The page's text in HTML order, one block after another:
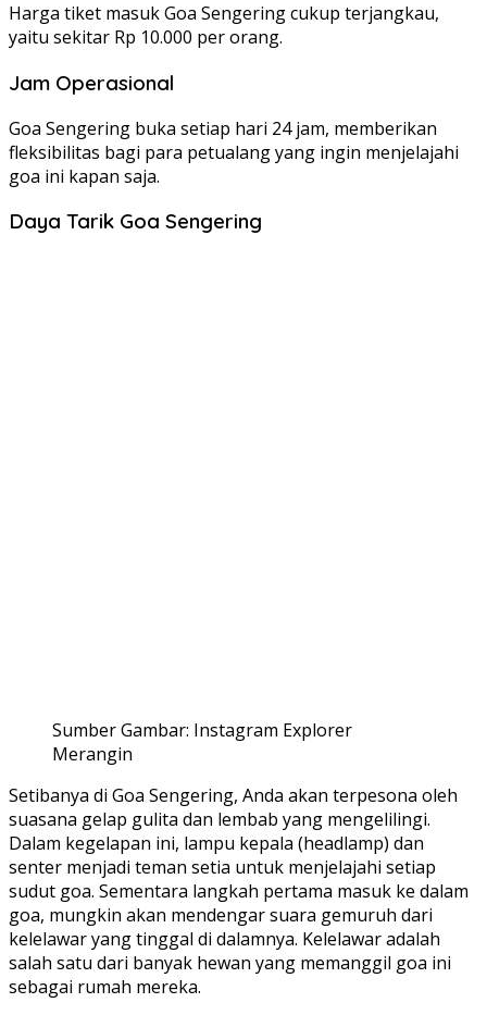
Harga tiket masuk Goa Sengering cukup terjangkau,
yaitu sekitar Rp 10.000 per orang.
Jam Operasional
Goa Sengering buka setiap hari 24 jam, memberikan
fleksibilitas bagi para petualang yang ingin menjelajahi
goa ini kapan saja.
Daya Tarik Goa Sengering
Sumber Gambar: Instagram Explorer
Merangin
Setibanya di Goa Sengering, Anda akan terpesona oleh
suasana gelap gulita dan lembab yang mengelilingi.
Dalam kegelapan ini, lampu kepala (headlamp) dan
senter menjadi teman setia untuk menjelajahi setiap
sudut goa. Sementara langkah pertama masuk ke dalam
goa, mungkin akan mendengar suara gemuruh dari
kelelawar yang tinggal di dalamnya. Kelelawar adalah
salah satu dari banyak hewan yang memanggil goa ini
sebagai rumah mereka.